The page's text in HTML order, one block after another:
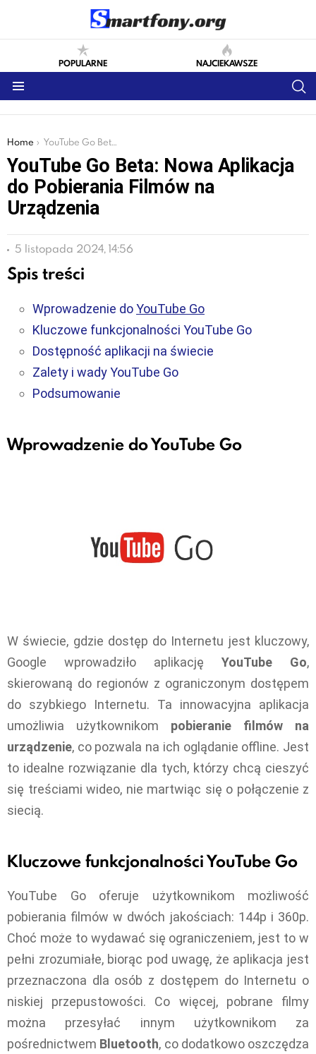
POPULARNE NAJCIEKAWSZE
You are here:
Home YouTube Go Beta: Nowa Aplikacja do Pobierania Filmów na Urządzenia
YouTube Go Beta: Nowa Aplikacja
do Pobierania Filmów na
Urządzenia
5 listopada 2024, 14:56
Spis treści
Wprowadzenie doYouTube Go
Kluczowe funkcjonalności YouTube Go
Dostępność aplikacji na świecie
Zalety i wady YouTube Go
Podsumowanie
Wprowadzenie do YouTube Go
W świecie, gdzie dostęp do Internetu jest kluczowy,
Google wprowadziło aplikację YouTube Go,
skierowaną do regionów z ograniczonym dostępem
do szybkiego Internetu. Ta innowacyjna aplikacja
umożliwia użytkownikom pobieranie filmów na
urządzenie, co pozwala na ich oglądanie offline. Jest
to idealne rozwiązanie dla tych, którzy chcą cieszyć
się treściami wideo, nie martwiąc się o połączenie z
siecią.
Kluczowe funkcjonalności YouTube Go
YouTube Go oferuje użytkownikom możliwość
pobierania filmów w dwóch jakościach: 144p i 360p.
Choć może to wydawać się ograniczeniem, jest to w
pełni zrozumiałe, biorąc pod uwagę, że aplikacja jest
przeznaczona dla osób z dostępem do Internetu o
niskiej przepustowości. Co więcej, pobrane filmy
można przesyłać innym użytkownikom za
pośrednictwem Bluetooth, co dodatkowo oszczędza